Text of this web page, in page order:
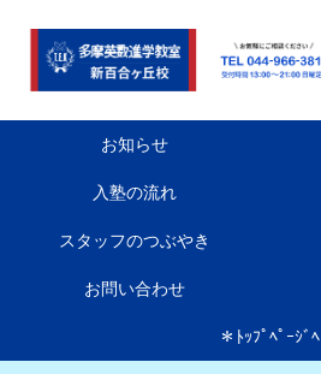
お知らせ
入塾の流れ
スタッフのつぶやき
お問い合わせ
＊ﾄｯﾌﾟﾍﾟｰｼﾞﾍ